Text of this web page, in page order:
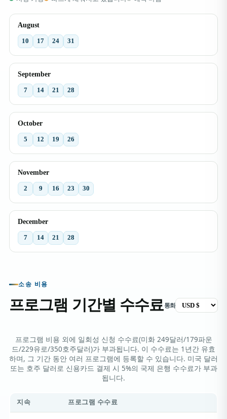
August
10 17 24 31
September
7 14 21 28
October
5 12 19 26
November
2 9 16 23 30
December
7 14 21 28
소송 비용
프로그램 기간별 수수료통화
프로그램 비용 외에 일회성 신청 수수료(미화 249달러/179파운
드/229유로/350호주달러)가 부과됩니다. 이 수수료는 1년간 유효
하며, 그 기간 동안 여러 프로그램에 등록할 수 있습니다. 미국 달러
또는 호주 달러로 신용카드 결제 시 5%의 국제 은행 수수료가 부과
됩니다.
지속 프로그램 수수료